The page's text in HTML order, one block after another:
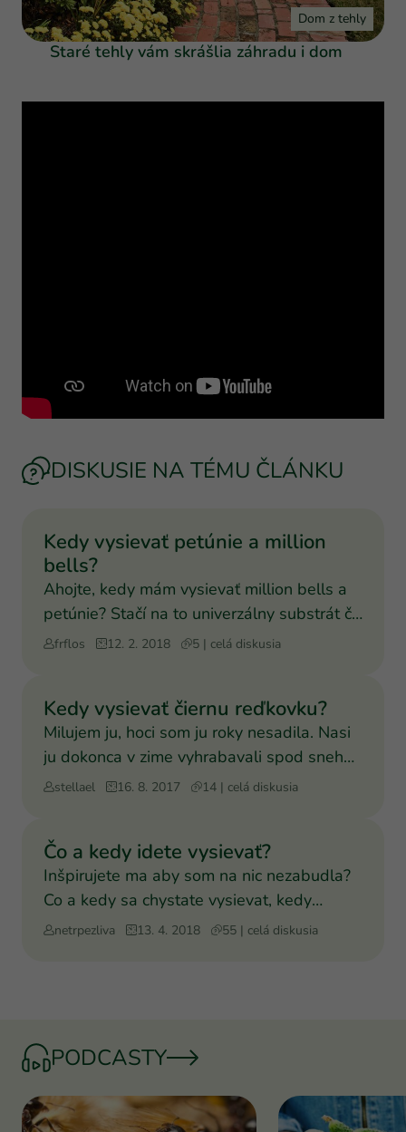
Dom z tehly
Staré tehly vám skrášlia záhradu i dom
DISKUSIE NA TÉMU ČLÁNKU
Kedy vysievať petúnie a million
bells?
Ahojte, kedy mám vysievať million bells a
petúnie? Stačí na to univerzálny substrát či
potrebujem in
frflos 12. 2. 2018 5 | celá diskusia
Kedy vysievať čiernu reďkovku?
Milujem ju, hoci som ju roky nesadila. Nasi
ju dokonca v zime vyhrabavali spod snehu.
Kedy sa vysiev
stellael 16. 8. 2017 14 | celá diskusia
Čo a kedy idete vysievať?
Inšpirujete ma aby som na nic nezabudla?
Co a kedy sa chystate vysievat, kedy
zacinate, pridajte inf
netrpezliva 13. 4. 2018 55 | celá diskusia
PODCASTY